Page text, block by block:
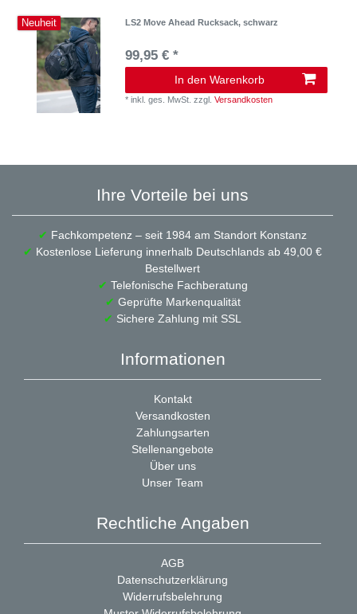
Neuheit LS2 Move Ahead Rucksack, schwarz
99,95 € *
In den Warenkorb
*inkl. ges. MwSt. zzgl.Versandkosten
Ihre Vorteile bei uns
✔ Fachkompetenz – seit 1984 am Standort Konstanz
✔ Kostenlose Lieferung innerhalb Deutschlands ab 49,00 €
Bestellwert
✔ Telefonische Fachberatung
✔ Geprüfte Markenqualität
✔ Sichere Zahlung mit SSL
Informationen
Kontakt
Versandkosten
Zahlungsarten
Stellenangebote
Über uns
Unser Team
Rechtliche Angaben
AGB
Datenschutzerklärung
Widerrufsbelehrung